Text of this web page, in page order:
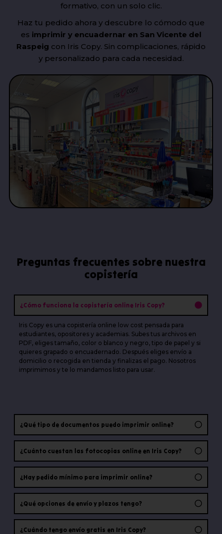
formativo, con un solo clic.
Haz tu pedido ahora y descubre lo cómodo que
es imprimir y encuadernar en San Vicente del
Raspeig con Iris Copy. Sin complicaciones, rápido
y personalizado para cada necesidad.
Preguntas frecuentes sobre nuestra
copistería
¿Cómo funciona la copistería online Iris Copy?
Iris Copy es una copistería online low cost pensada para
estudiantes, opositores y academias. Subes tus archivos en
PDF, eliges tamaño, color o blanco y negro, tipo de papel y si
quieres grapado o encuadernado. Después eliges envío a
domicilio o recogida en tienda y finalizas el pago. Nosotros
imprimimos y te lo mandamos listo para usar.
¿Qué tipo de documentos puedo imprimir online?
¿Cuánto cuestan las fotocopias online en Iris Copy?
¿Hay pedido mínimo para imprimir online?
¿Qué opciones de envío y plazos tengo?
¿Cuándo tengo envío gratis en Iris Copy?